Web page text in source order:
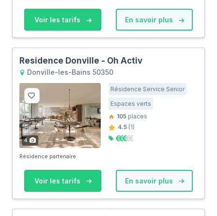
Voir les tarifs En savoir plus
Residence Donville - Oh Activ
Donville-les-Bains 50350
4
Résidence Service Senior
Espaces verts
105 places
4.5 (1)
Résidence partenaire
Voir les tarifs En savoir plus